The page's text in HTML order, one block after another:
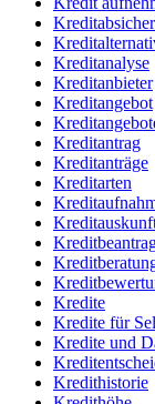
Kreditanalyse
Kreditanbieter
Kreditangebot
Kreditantrag
Kreditanträge
Kreditarten
Kredite
Kredite für
Kredite und
Kredithistorie